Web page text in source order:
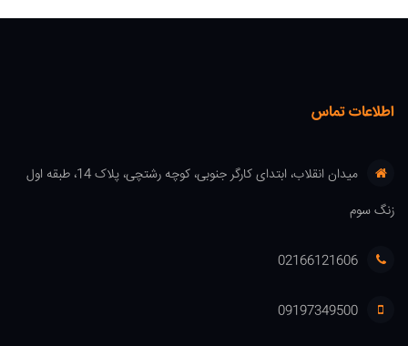
اطلاعات تماس
میدان انقلاب، ابتدای کارگر جنوبی، کوچه رشتچی، پلاک 14، طبقه اول
زنگ سوم
02166121606
09197349500